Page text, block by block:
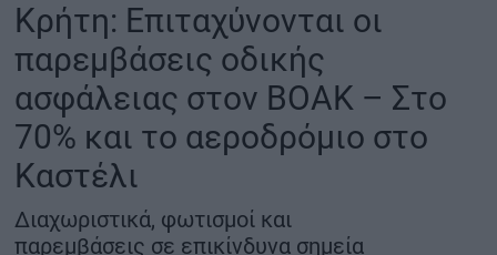
REAL ESTATE
ΠΕΡΙΒΑΛΛΟΝ
ΕΝΕΡΓΕΙΑ
ΜΕΤΑΦΟΡΕΣ - ΗΛΕΚΤΡΟΚΙΝΗΣΗ
Κρήτη: Επιταχύνονται οι
παρεμβάσεις οδικής
ασφάλειας στον ΒΟΑΚ – Στο
70% και το αεροδρόμιο στο
Καστέλι
Διαχωριστικά, φωτισμοί και
παρεμβάσεις σε επικίνδυνα σημεία